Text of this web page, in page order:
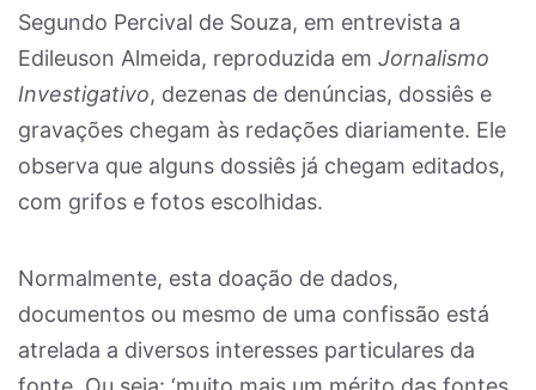
Segundo Percival de Souza, em entrevista a
Edileuson Almeida, reproduzida em Jornalismo
Investigativo, dezenas de denúncias, dossiês e
gravações chegam às redações diariamente. Ele
observa que alguns dossiês já chegam editados,
com grifos e fotos escolhidas.
Normalmente, esta doação de dados,
documentos ou mesmo de uma confissão está
atrelada a diversos interesses particulares da